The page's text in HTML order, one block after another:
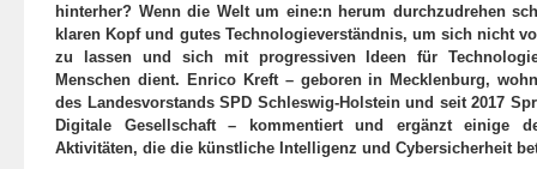
hinterher? Wenn die Welt um eine:n herum durchzudrehen
klaren Kopf und gutes Technologieverständnis, um sich nicht
zu lassen und sich mit progressiven Ideen für
Menschen dient. Enrico Kreft – geboren in Mecklenburg,
des Landesvorstands SPD Schleswig-Holstein und seit 2017
Digitale Gesellschaft – kommentiert und ergänzt einige
Aktivitäten, die die künstliche Intelligenz und Cybersicherheit